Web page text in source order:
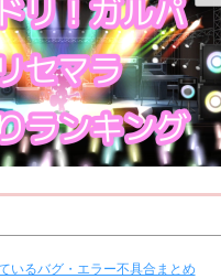
いるバグ・エラー不具合まとめ